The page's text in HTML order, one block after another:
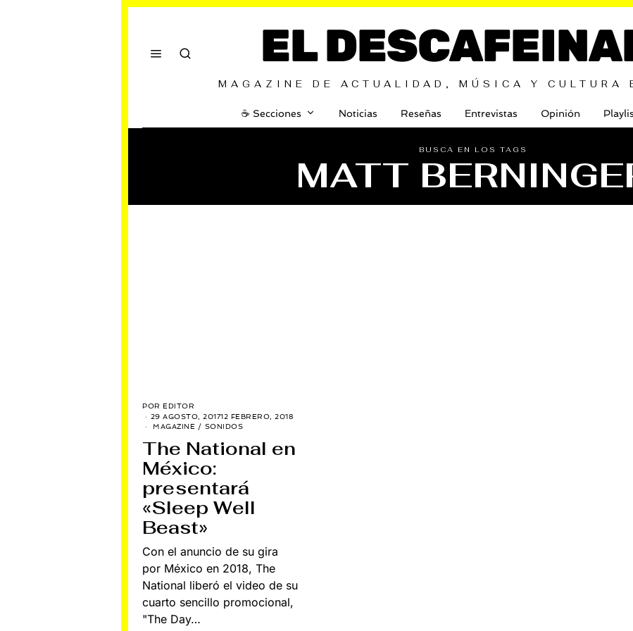
EL
MAGAZINE DE ACTUALIDAD, MÚSICA Y CULTURA
☕️ Secciones Noticias Reseñas Entrevistas Opinión
BUSCA EN LOS TAGS
MATT
POR EDITOR
29 AGOSTO, 201712 FEBRERO, 2018
MAGAZINE / SONIDOS
The National en
México:
presentará
«Sleep Well
Beast»
Con el anuncio de su gira
por México en 2018, The
National liberó el video de su
cuarto sencillo promocional,
"The Day…